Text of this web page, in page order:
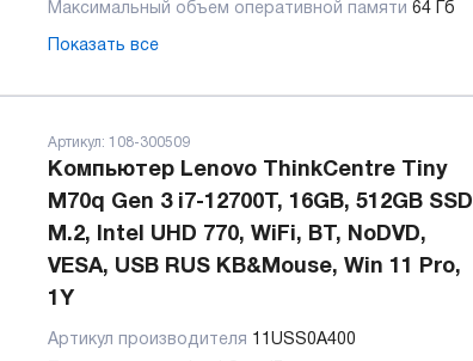
Максимальный объем оперативной памяти 64 Гб
Показать все
Артикул: 108-300509
Компьютер Lenovo ThinkCentre Tiny
M70q Gen 3 i7-12700T, 16GB, 512GB SSD
M.2, Intel UHD 770, WiFi, BT, NoDVD,
VESA, USB RUS KB&Mouse, Win 11 Pro,
1Y
Артикул производителя 11USS0A400